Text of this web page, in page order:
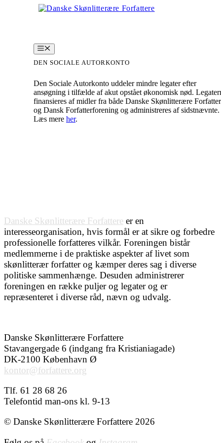
Menu
DEN SOCIALE AUTORKONTO
Den Sociale Autorkonto uddeler mindre legater efter
ansøgning i tilfælde af akut opstået økonomisk nød.
finansieres af midler fra både Danske Skønlitterære
og Dansk Forfatterforening og administreres af sidstnævnte.
Læs mere her.
Danske Skønlitterære Forfattere er en
interesseorganisation, hvis formål er at sikre og forbedre
professionelle forfatteres vilkår. Foreningen bistår
medlemmerne i de praktiske aspekter af livet som
skønlitterær forfatter og kæmper deres sag i diverse
politiske sammenhænge. Desuden administrerer
foreningen en række puljer og legater og er
repræsenteret i diverse råd, nævn og udvalg.
Danske Skønlitterære Forfattere
Stavangergade 6 (indgang fra Kristianiagade)
DK-2100 København Ø
kontor@forfattere.org
Tlf. 61 28 68 26
Telefontid man-ons kl. 9-13
© Danske Skønlitterære Forfattere 2026